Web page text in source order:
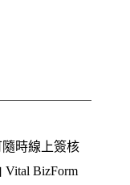
時線上簽核
Vital BizForm